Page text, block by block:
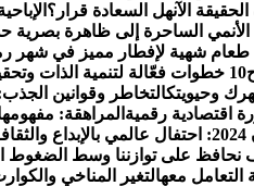
الآنهل السعادة قرار؟
الساحرة إلى ظاهرة بصرية
شهية لإفطار مميز في شهر
10 خطوات فعّالة لتنمية الذات وتحقيق النجاح الشخصي
التخاطر وقوانين
اقتصادية رقمية المراهقة:
نحافظ على توازننا وسط الضغوط
التعامل معهالتغير المناخي